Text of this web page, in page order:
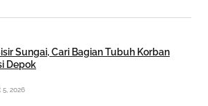
Sungai, Cari Bagian Tubuh Korban
Depok
5, 2026